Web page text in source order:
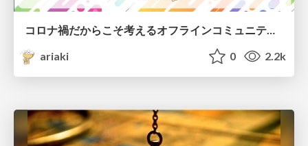
コロナ禍だからこそ考えるオフラインコミュニティの意義 / significance of community
ariaki
0 2.2k